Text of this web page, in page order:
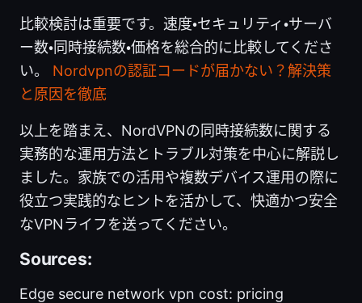
比較検討は重要です。速度・セキュリティ・サーバ
ー数・同時接続数・価格を総合的に比較してくださ
い。 Nordvpnの認証コードが届かない？解決策
と原因を徹底
以上を踏まえ、NordVPNの同時接続数に関する
実務的な運用方法とトラブル対策を中心に解説し
ました。家族での活用や複数デバイス運用の際に
役立つ実践的なヒントを活かして、快適かつ安全
なVPNライフを送ってください。
Sources:
Edge secure network vpn cost: pricing